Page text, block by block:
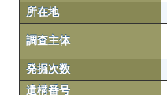
所在地
調査主体
発掘次数
遺構番号